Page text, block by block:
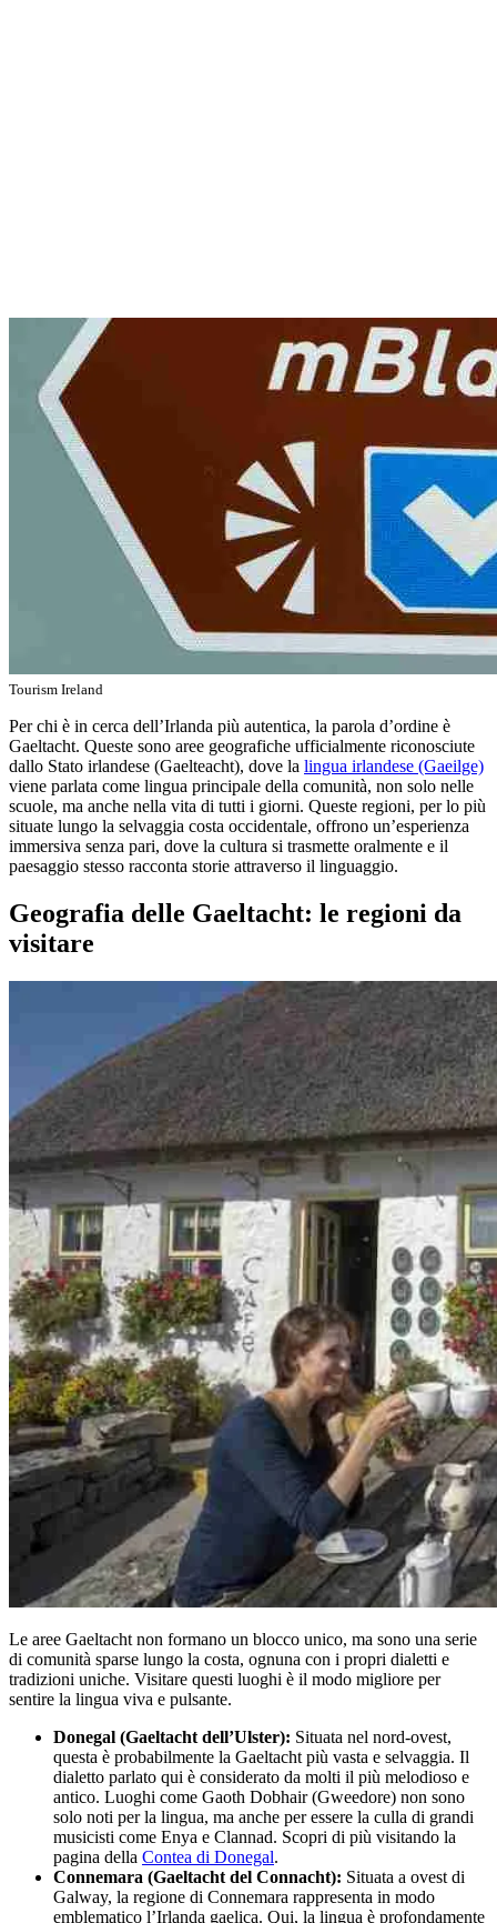
Tourism Ireland
Per chi è in cerca dell’Irlanda più autentica, la parola d’ordine è
Gaeltacht. Queste sono aree geografiche ufficialmente riconosciute
dallo Stato irlandese (Gaelteacht), dove la lingua irlandese (Gaeilge)
viene parlata come lingua principale della comunità, non solo nelle
scuole, ma anche nella vita di tutti i giorni. Queste regioni, per lo più
situate lungo la selvaggia costa occidentale, offrono un’esperienza
immersiva senza pari, dove la cultura si trasmette oralmente e il
paesaggio stesso racconta storie attraverso il linguaggio.
Geografia delle Gaeltacht: le regioni da
visitare
Le aree Gaeltacht non formano un blocco unico, ma sono una serie
di comunità sparse lungo la costa, ognuna con i propri dialetti e
tradizioni uniche. Visitare questi luoghi è il modo migliore per
sentire la lingua viva e pulsante.
Donegal (Gaeltacht dell’Ulster): Situata nel nord-ovest,
questa è probabilmente la Gaeltacht più vasta e selvaggia. Il
dialetto parlato qui è considerato da molti il più melodioso e
antico. Luoghi come Gaoth Dobhair (Gweedore) non sono
solo noti per la lingua, ma anche per essere la culla di grandi
musicisti come Enya e Clannad. Scopri di più visitando la
pagina della Contea di Donegal.
Connemara (Gaeltacht del Connacht): Situata a ovest di
Galway, la regione di Connemara rappresenta in modo
emblematico l’Irlanda gaelica. Qui, la lingua è profondamente